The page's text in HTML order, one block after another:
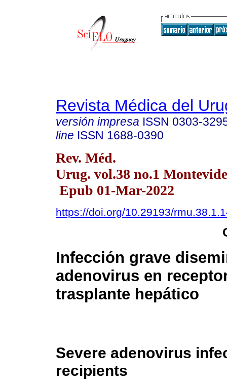
Revista Médica del
versión impresa ISSN 0303-
line ISSN 1688-0390
Rev. Méd.
Urug. vol.38 no.1
Epub 01-Mar-2022
https://doi.org/10.29193/
Infección grave
adenovirus en
trasplante hepático
Severe adenovirus
recipients